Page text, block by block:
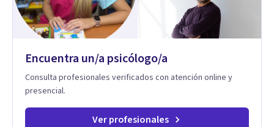
Encuentra un/a psicólogo/a
Consulta profesionales verificados con atención online y
presencial.
Ver profesionales